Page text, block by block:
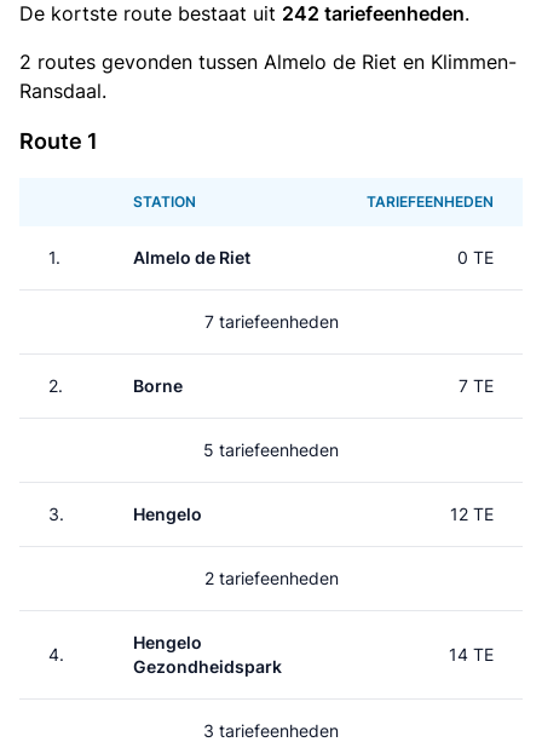
De kortste route bestaat uit 242 tariefeenheden.
2 routes gevonden tussen Almelo de Riet en Klimmen-
Ransdaal.
Route 1
STATION TARIEFEENHEDEN
1. Almelo de Riet 0 TE
7 tariefeenheden
2. Borne 7 TE
5 tariefeenheden
3. Hengelo 12 TE
2 tariefeenheden
4.
Hengelo
Gezondheidspark
14 TE
3 tariefeenheden